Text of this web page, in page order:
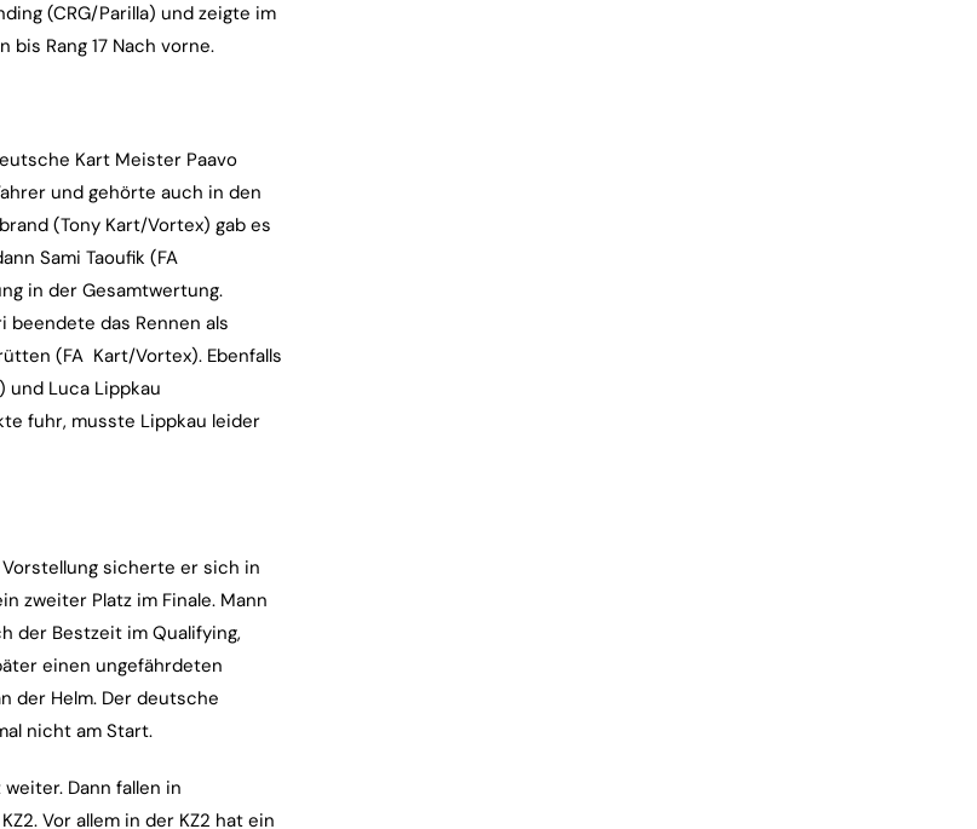
(CRG/Parilla) und zeigte im
Rang 17 Nach vorne.
Kart Meister Paavo
und gehörte auch in den
(Tony Kart/Vortex) gab es
Sami Taoufik (FA
in der Gesamtwertung.
beendete das Rennen als
(FA Kart/Vortex). Ebenfalls
und Luca Lippkau
fuhr, musste Lippkau leider
sicherte er sich in
zweiter Platz im Finale. Mann
der Bestzeit im Qualifying,
einen ungefährdeten
der Helm. Der deutsche
nicht am Start.
Dann fallen in
Vor allem in der KZ2 hat ein